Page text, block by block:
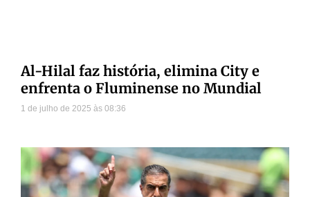
Al-Hilal faz história, elimina City e
enfrenta o Fluminense no Mundial
1 de julho de 2025 08:36